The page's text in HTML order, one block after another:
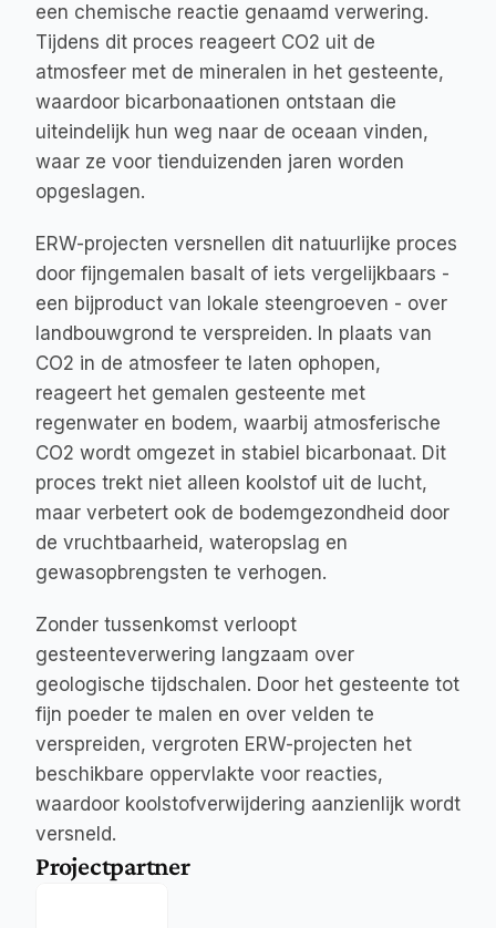
een chemische reactie genaamd verwering.
Tijdens dit proces reageert CO2 uit de
atmosfeer met de mineralen in het gesteente,
waardoor bicarbonaationen ontstaan die
uiteindelijk hun weg naar de oceaan vinden,
waar ze voor tienduizenden jaren worden
opgeslagen.
ERW-projecten versnellen dit natuurlijke proces
door fijngemalen basalt of iets vergelijkbaars -
een bijproduct van lokale steengroeven - over
landbouwgrond te verspreiden. In plaats van
CO2 in de atmosfeer te laten ophopen,
reageert het gemalen gesteente met
regenwater en bodem, waarbij atmosferische
CO2 wordt omgezet in stabiel bicarbonaat. Dit
proces trekt niet alleen koolstof uit de lucht,
maar verbetert ook de bodemgezondheid door
de vruchtbaarheid, wateropslag en
gewasopbrengsten te verhogen.
Zonder tussenkomst verloopt
gesteenteverwering langzaam over
geologische tijdschalen. Door het gesteente tot
fijn poeder te malen en over velden te
verspreiden, vergroten ERW-projecten het
beschikbare oppervlakte voor reacties,
waardoor koolstofverwijdering aanzienlijk wordt
versneld.
Projectpartner